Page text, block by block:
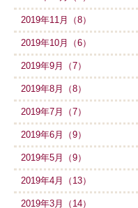
2019年11月（8）
2019年10月（6）
2019年9月（7）
2019年8月（8）
2019年7月（7）
2019年6月（9）
2019年5月（9）
2019年4月（13）
2019年3月（14）